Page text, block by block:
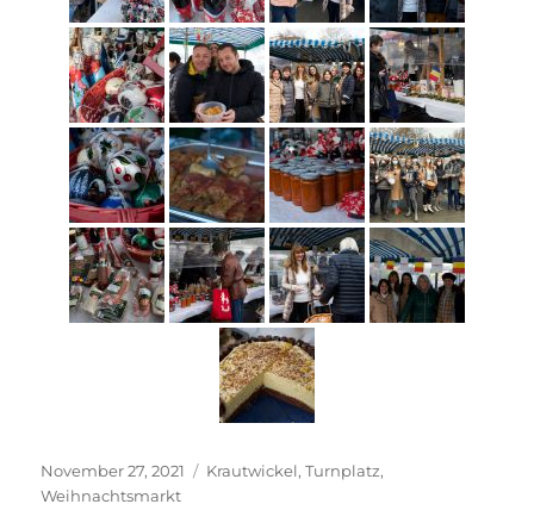
Veröffentlicht
am
November 27, 2021 Schlagwörter
Krautwickel,Turnplatz,
Weihnachtsmarkt